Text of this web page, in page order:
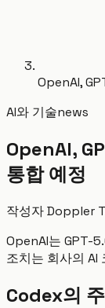
OpenAI,
AI와 기술news
OpenAI,
통합 예정
작성자Doppler
OpenAI는 GPT-
조치는 회사의 AI
Codex의